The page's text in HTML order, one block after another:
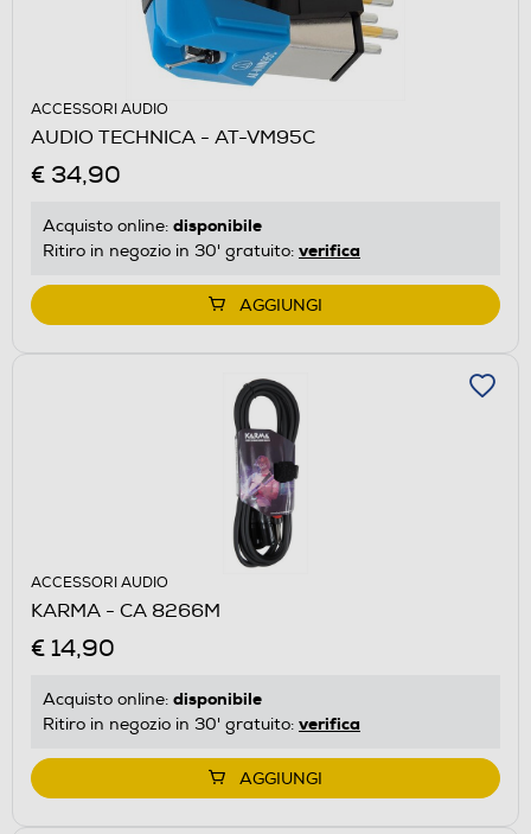
ACCESSORI AUDIO
AUDIO TECHNICA - AT-VM95C
€ 34,90
Acquisto online: disponibile
Ritiro in negozio in 30' gratuito: verifica
AGGIUNGI
ACCESSORI AUDIO
KARMA - CA 8266M
€ 14,90
Acquisto online: disponibile
Ritiro in negozio in 30' gratuito: verifica
AGGIUNGI